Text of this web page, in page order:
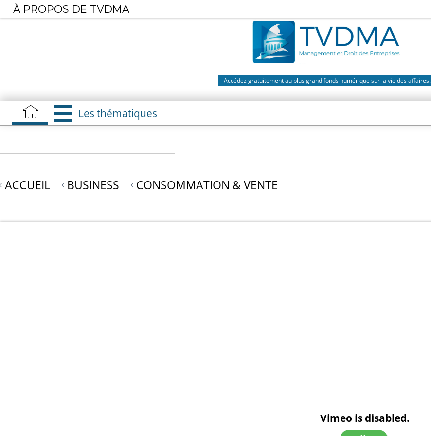
Aller
au
Accédez gratuitement au plus grand fonds numérique sur la vie des affaires.
Les thématiques
ACCUEIL BUSINESS CONSOMMATION & VENTE
Vimeo is disabled.
À PROPOS DE TVDMA